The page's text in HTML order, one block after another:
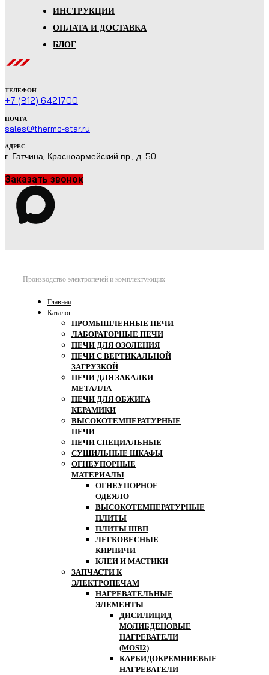
ИНСТРУКЦИИ
ОПЛАТА И ДОСТАВКА
БЛОГ
ТЕЛЕФОН
+7 (812) 6421700
ПОЧТА
sales@thermo-star.ru
АДРЕС
г. Гатчина, Красноармейский пр., д. 50
Заказать звонок
Производство электропечей и комплектующих
Главная
Каталог
ПРОМЫШЛЕННЫЕ ПЕЧИ
ЛАБОРАТОРНЫЕ ПЕЧИ
ПЕЧИ ДЛЯ ОЗОЛЕНИЯ
ПЕЧИ С ВЕРТИКАЛЬНОЙ
ЗАГРУЗКОЙ
ПЕЧИ ДЛЯ ЗАКАЛКИ
МЕТАЛЛА
ПЕЧИ ДЛЯ ОБЖИГА
КЕРАМИКИ
ВЫСОКОТЕМПЕРАТУРНЫЕ
ПЕЧИ
ПЕЧИ СПЕЦИАЛЬНЫЕ
СУШИЛЬНЫЕ ШКАФЫ
ОГНЕУПОРНЫЕ
МАТЕРИАЛЫ
ОГНЕУПОРНОЕ
ОДЕЯЛО
ВЫСОКОТЕМПЕРАТУРНЫЕ
ПЛИТЫ
ПЛИТЫ ШВП
ЛЕГКОВЕСНЫЕ
КИРПИЧИ
КЛЕИ И МАСТИКИ
ЗАПЧАСТИ К
ЭЛЕКТРОПЕЧАМ
НАГРЕВАТЕЛЬНЫЕ
ЭЛЕМЕНТЫ
ДИСИЛИЦИД
МОЛИБДЕНОВЫЕ
НАГРЕВАТЕЛИ
(MOSI2)
КАРБИДОКРЕМНИЕВЫЕ
НАГРЕВАТЕЛИ